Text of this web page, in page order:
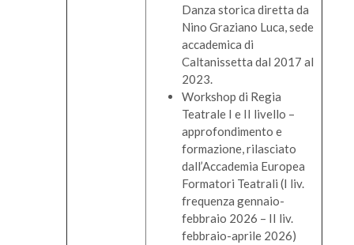
Danza storica diretta da
Nino Graziano Luca, sede
accademica di
Caltanissetta dal 2017 al
2023.
Workshop di Regia
Teatrale I e II livello –
approfondimento e
formazione, rilasciato
dall’Accademia Europea
Formatori Teatrali (I liv.
frequenza gennaio-
febbraio 2026 – II liv.
febbraio-aprile 2026)